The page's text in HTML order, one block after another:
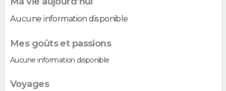
Aucune information disponible
Mes goûts et passions
Aucune information disponible
Voyages